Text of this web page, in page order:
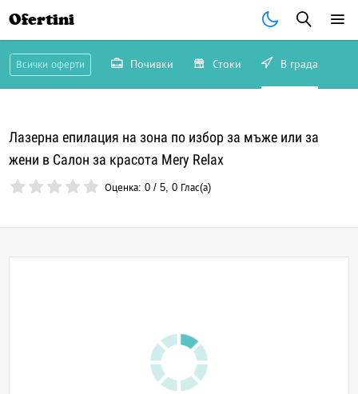
Ofertini
Всички оферти Почивки Стоки В града
Лазерна епилация на зона по избор за мъже или за
жени в Салон за красота Mery Relax
Оценка:0 /5,0 Глас(а)